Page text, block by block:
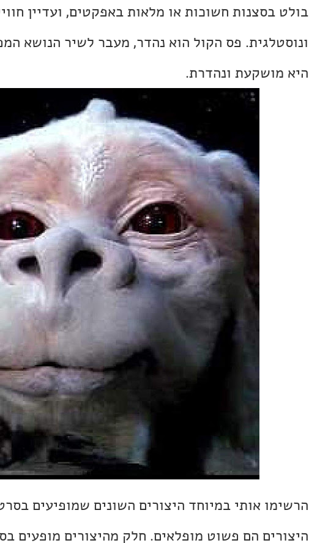
בולט בסצנות חשוכות או מלאות באפקטים, ועדיין
ונוסטלגית. פס הקול הוא נהדר, מעבר לשיר הנושא
היא מושקעת ונהדרת.
הרשימו אותי במיוחד היצורים השונים שמופיעים
היצורים הם פשוט מופלאים. חלק מהיצורים מופעים